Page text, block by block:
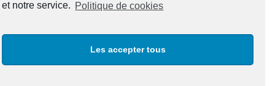
et notre service. Politique de cookies
Les accepter tous
AMHG
« Un père, une boussole pour la vie »